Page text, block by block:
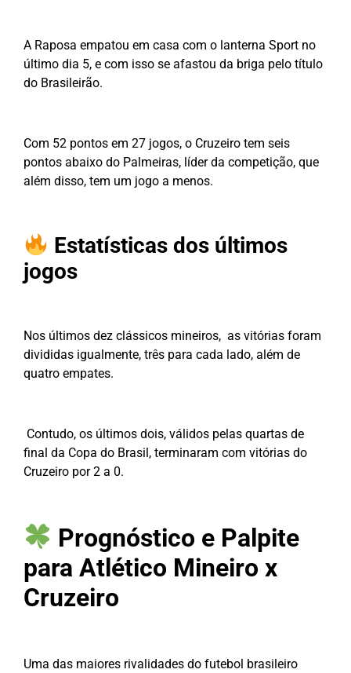
A Raposa empatou em casa com o lanterna Sport no
último dia 5, e com isso se afastou da briga pelo título
do Brasileirão.
Com 52 pontos em 27 jogos, o Cruzeiro tem seis
pontos abaixo do Palmeiras, líder da competição, que
além disso, tem um jogo a menos.
Estatísticas dos últimos
jogos
Nos últimos dez clássicos mineiros, as vitórias foram
divididas igualmente, três para cada lado, além de
quatro empates.
Contudo, os últimos dois, válidos pelas quartas de
final da Copa do Brasil, terminaram com vitórias do
Cruzeiro por 2 a 0.
Prognóstico e Palpite
para Atlético Mineiro x
Cruzeiro
Uma das maiores rivalidades do futebol brasileiro